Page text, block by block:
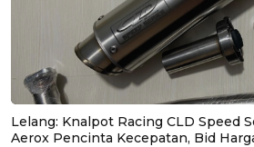
Lelang: Knalpot Racing CLD Speed
Aerox Pencinta Kecepatan, Bid